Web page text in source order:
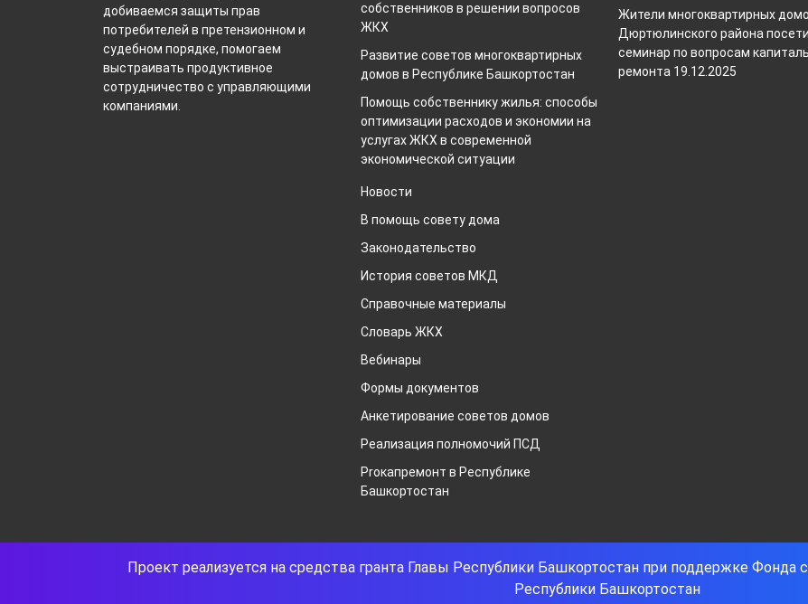
добиваемся защиты прав
потребителей в претензионном и
судебном порядке, помогаем
выстраивать продуктивное
сотрудничество с управляющими
компаниями.
собственников в решении вопросов
ЖКХ
Развитие советов многоквартирных
домов в Республике Башкортостан
Помощь собственнику жилья: способы
оптимизации расходов и экономии на
услугах ЖКХ в современной
экономической ситуации
Новости
В помощь совету дома
Законодательство
История советов МКД
Справочные материалы
Словарь ЖКХ
Вебинары
Формы документов
Анкетирование советов домов
Реализация полномочий ПСД
Proкапремонт в Республике
Башкортостан
Жители многоквартирных
Дюртюлинского района
семинар по вопросам
ремонта 19.12.2025
Проект реализуется на средства гранта Главы Республики Башкортостан при поддержке
Республики Башкортостан